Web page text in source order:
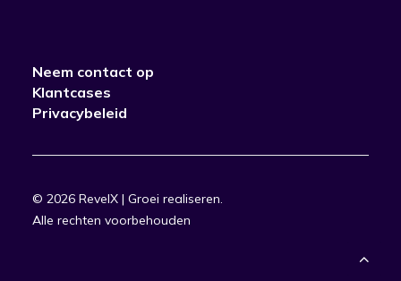
Neem contact op
Klantcases
Privacybeleid
© 2026 RevelX | Groei realiseren.
Alle rechten voorbehouden